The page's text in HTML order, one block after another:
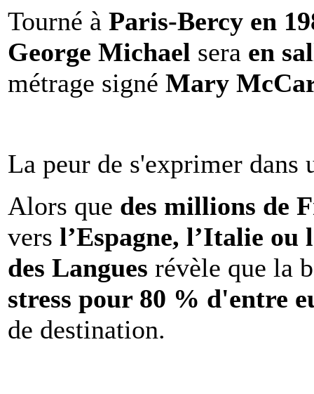
Tourné à Paris-Bercy en
George Michael sera en
métrage signé Mary
La peur de s'exprimer dans
Alors que des millions de
vers l’Espagne, l’Italie ou
des Langues révèle que la
stress pour 80 % d'entre
de destination.